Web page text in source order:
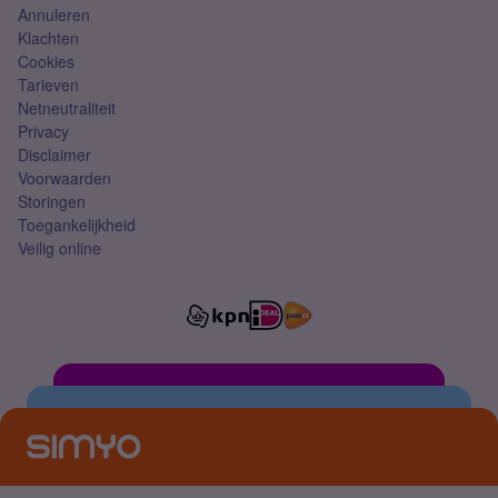
Annuleren
Klachten
Cookies
Tarieven
Netneutraliteit
Privacy
Disclaimer
Voorwaarden
Storingen
Toegankelijkheid
Veilig online